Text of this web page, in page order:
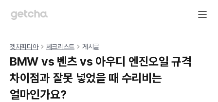
겟차피디아 체크리스트 게시글
BMW vs 벤츠 vs 아우디 엔진오일 규격
차이점과 잘못 넣었을 때 수리비는
얼마인가요?